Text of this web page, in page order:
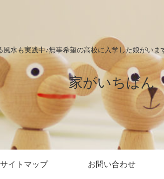
水も実践中♪無事希望の高校に入学した娘がい
家がいちばん
サイトマップ お問い合わせ